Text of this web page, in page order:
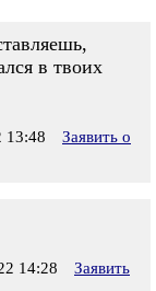
в твоих
13:48
Заявить о
14:28
Заявить